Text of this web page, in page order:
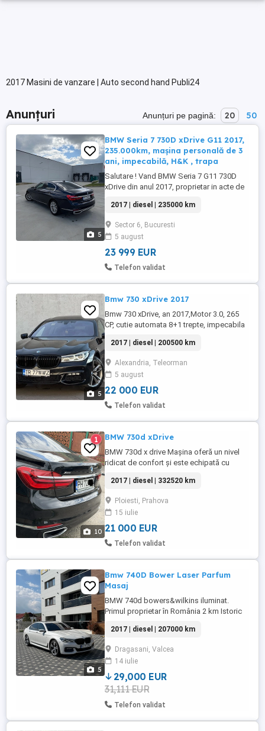
2017 Masini de vanzare | Auto second hand Publi24
Anunțuri Anunțuri pe pagină: 20 50
5
BMW Seria 7 730D xDrive G11 2017,
235.000km, mașina personală de 3
ani, impecabilă, H&K , trapa
Salutare ! Vand BMW Seria 7 G11 730D
xDrive din anul 2017, proprietar in acte de
oriunde ! Accept orice fel de test verificare
, masina impecabila, întreținută exemplar,
schimburile de ulei efectuate la 8-10.000
de km! Masina nu are niciun fel de
problemă ...
2017 | diesel | 235000 km
Sector 6, Bucuresti
5 august
23 999 EUR
Telefon validat
5
Bmw 730 xDrive 2017
Bmw 730 xDrive, an 2017,Motor 3.0, 265
CP, cutie automata 8+1 trepte, impecabila
absolut reali verificabili, proprietar, toate
actele valabile, fiscal pe loc. Toate
optiunile functionale! Optiuni: * M packet
de fabrica * Faruri laser * Perdelute
geamuri ...
2017 | diesel | 200500 km
Alexandria, Teleorman
5 august
22 000 EUR
Telefon validat
10
1 BMW 730d xDrive
BMW 730d x drive Mașina oferă un nivel
ridicat de confort și este echipată cu
2017 Motor 3.0 Diesel-265 CP Cutie
automată 8 trepte Tracțiune integrală x
drive 332.520km (reali) DOTĂRI Soft Close
Navigație Profesional Climatizare
automată 4 zone Senzori parcare ...
2017 | diesel | 332520 km
Ploiesti, Prahova
15 iulie
21 000 EUR
Telefon validat
5
Bmw 740D Bower Laser Parfum
Masaj
BMW 740d bowers&wilkins iluminat.
Primul proprietar în România 2 km Istoric
CarbonCore Motorizare 3.0 Diesel BiTurbo
320cp euro6 X-Drive Alb perlat Cutie
automată 8+1 trepte Padele An fabricație
2017 Încălzire ventilație masaj memorii
față parfum M-paket interior exterior ...
2017 | diesel | 207000 km
Dragasani, Valcea
14 iulie
29,000 EUR
31,111 EUR
Telefon validat